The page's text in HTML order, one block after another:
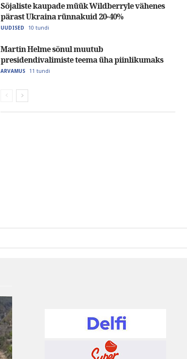
Sõjaliste kaupade müük Wildberryle vähenes
pärast Ukraina rünnakuid 20-40%
UUDISED 10 tundi
Martin Helme sõnul muutub
presidendivalimiste teema üha piinlikumaks
ARVAMUS 11 tundi